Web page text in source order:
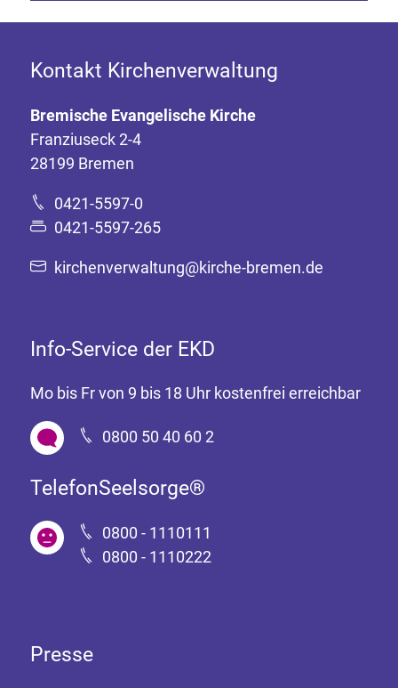
Kontakt Kirchenverwaltung
Bremische Evangelische Kirche
Franziuseck 2-4
28199 Bremen
0421-5597-0
0421-5597-265
kirchenverwaltung@kirche-bremen.de
Info-Service der EKD
Mo bis Fr von 9 bis 18 Uhr kostenfrei erreichbar
0800 50 40 60 2
TelefonSeelsorge®
0800 - 1110111
0800 - 1110222
Presse